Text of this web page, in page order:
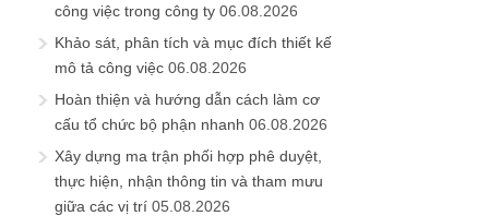
công việc trong công ty 06.08.2026
Khảo sát, phân tích và mục đích thiết kế
mô tả công việc 06.08.2026
Hoàn thiện và hướng dẫn cách làm cơ
cấu tổ chức bộ phận nhanh 06.08.2026
Xây dựng ma trận phối hợp phê duyệt,
thực hiện, nhận thông tin và tham mưu
giữa các vị trí 05.08.2026